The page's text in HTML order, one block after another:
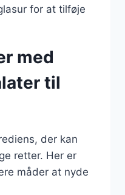
for at tilføje
med
til
der kan
retter. Her er
måder at nyde